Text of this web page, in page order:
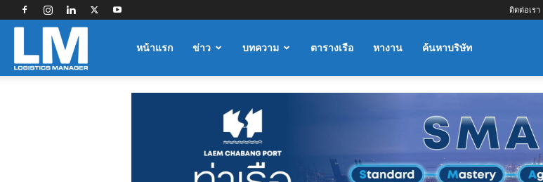
ติดต่อเรา
Logisticsหน้าแรก ข่าว บทความ ตารางเรือ หางาน ค้นหาบริษัท